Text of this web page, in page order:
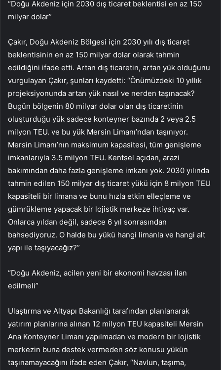
“Doğu Akdeniz için 2030 dış ticaret beklentisi en az 150
milyar dolar”
Çakır, Doğu Akdeniz Bölgesi için 2030 yılı dış ticaret
beklentisinin en az 150 milyar dolar olarak tahmin
edildiğini ifade etti. Artan dış ticaretin, artan yük olduğunu
vurgulayan Çakır, şunları kaydetti: “Önümüzdeki 10 yıllık
projeksiyonunda artan yük nasıl ve nerden taşınacak?
Bugün bölgenin 80 milyar dolar olan dış ticaretinin
oluşturduğu yük sadece konteyner bazında 2 veya 2.5
milyon TEU. ve bu yük Mersin Limanı’ndan taşınıyor.
Mersin Limanı’nın maksimum kapasitesi, tüm genişleme
imkanlarıyla 3.5 milyon TEU. Kentsel açıdan, arazi
bakımından daha fazla genişleme imkanı yok. 2030 yılında
tahmin edilen 150 milyar dış ticaret yükü için 8 milyon TEU
kapasiteli bir limana ve bunu hızla etkin elleçleme ve
gümrükleme yapacak bir lojistik merkeze ihtiyaç var.
Onlarca yıldan değil, sadece 6 yıl sonrasından
bahsediyoruz. O halde bu yükü hangi limanla ve hangi alt
yapı ile taşıyacağız?”
“Doğu Akdeniz, acilen yeni bir ekonomi havzası ilan
edilmeli”
Ulaştırma ve Altyapı Bakanlığı tarafından planlanarak
yatırım planlarına alınan 12 milyon TEU kapasiteli Mersin
Ana Konteyner Limanı yapılmadan ve modern bir lojistik
merkezin buna destek vermeden söz konusu yükün
taşınamayacağını ifade eden Çakır, “Navlun, taşıma,